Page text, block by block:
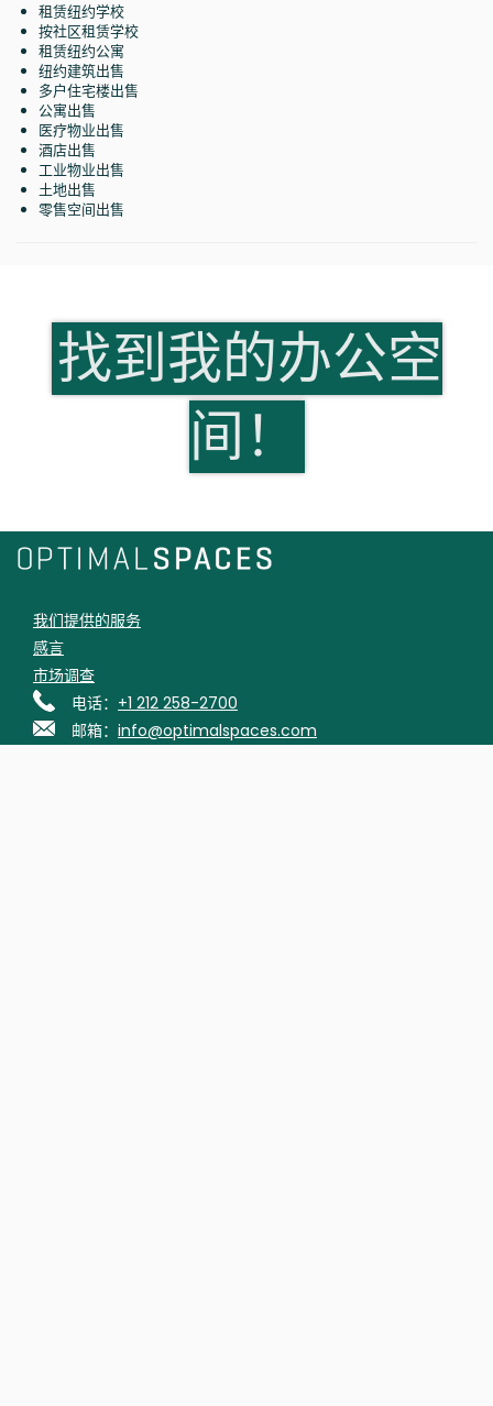
租赁纽约学校
按社区租赁学校
租赁纽约公寓
纽约建筑出售
多户住宅楼出售
公寓出售
医疗物业出售
酒店出售
工业物业出售
土地出售
零售空间出售
找到我的办公空
间！
我们提供的服务
感言
市场调查
电话： +1 212 258-2700
邮箱： info@optimalspaces.com